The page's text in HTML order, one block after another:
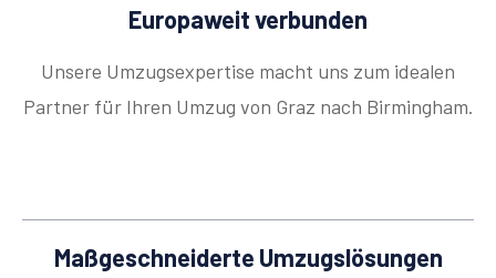
Europaweit verbunden
Unsere Umzugsexpertise macht uns zum idealen
Partner für Ihren Umzug von Graz nach Birmingham.
Maßgeschneiderte Umzugslösungen